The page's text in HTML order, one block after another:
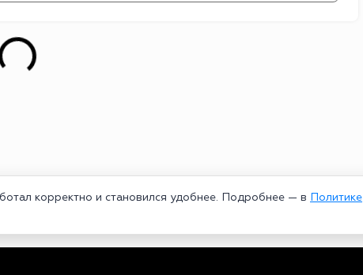
корректно и становился удобнее. Подробнее — в Политике